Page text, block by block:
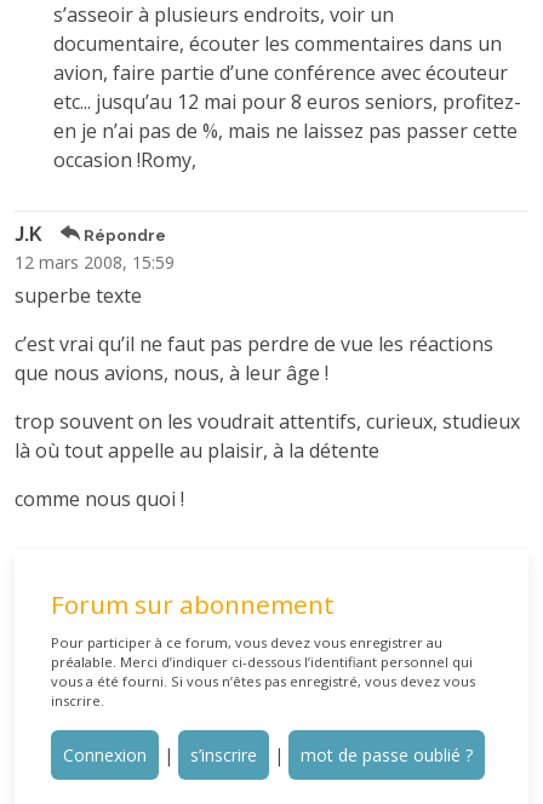
s’asseoir à plusieurs endroits, voir un
documentaire, écouter les commentaires dans un
avion, faire partie d’une conférence avec écouteur
etc... jusqu’au 12 mai pour 8 euros seniors, profitez-
en je n’ai pas de %, mais ne laissez pas passer cette
occasion !Romy,
J.K Répondre
12 mars 2008, 15:59
superbe texte
c’est vrai qu’il ne faut pas perdre de vue les réactions
que nous avions, nous, à leur âge !
trop souvent on les voudrait attentifs, curieux, studieux
là où tout appelle au plaisir, à la détente
comme nous quoi !
Forum sur abonnement
Pour participer à ce forum, vous devez vous enregistrer au
préalable. Merci d’indiquer ci-dessous l’identifiant personnel qui
vous a été fourni. Si vous n’êtes pas enregistré, vous devez vous
inscrire.
Connexion | s’inscrire | mot de passe oublié ?